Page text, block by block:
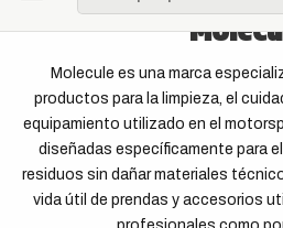
Molecule es una marca
productos para la limpieza, el
equipamiento utilizado en el
diseñadas específicamente para
residuos sin dañar materiales
vida útil de prendas y accesorios